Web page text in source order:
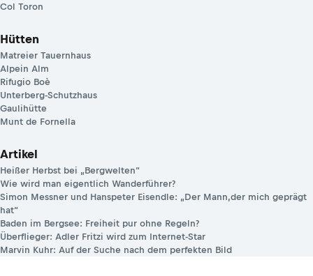
Col Toron
Hütten
Matreier Tauernhaus
Alpein Alm
Rifugio Boè
Unterberg-Schutzhaus
Gaulihütte
Munt de Fornella
Artikel
Heißer Herbst bei „Bergwelten“
Wie wird man eigentlich Wanderführer?
Simon Messner und Hanspeter Eisendle: „Der Mann,der mich geprägt
hat“
Baden im Bergsee: Freiheit pur ohne Regeln?
Überflieger: Adler Fritzi wird zum Internet-Star
Marvin Kuhr: Auf der Suche nach dem perfekten Bild